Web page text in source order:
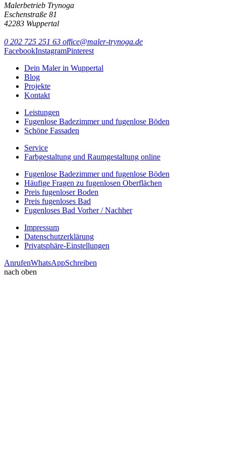
Malerbetrieb Trynoga
Eschenstraße 81
42283 Wuppertal
0 202 725 251 63 office@maler-trynoga.de
FacebookInstagramPinterest
Dein Maler in Wuppertal
Blog
Projekte
Kontakt
Leistungen
Fugenlose Badezimmer und fugenlose Böden
Schöne Fassaden
Service
Farbgestaltung und Raumgestaltung online
Fugenlose Badezimmer und fugenlose Böden
Häufige Fragen zu fugenlosen Oberflächen
Preis fugenloser Boden
Preis fugenloses Bad
Fugenloses Bad Vorher / Nachher
Impressum
Datenschutzerklärung
Privatsphäre-Einstellungen
AnrufenWhatsAppSchreiben
nach oben